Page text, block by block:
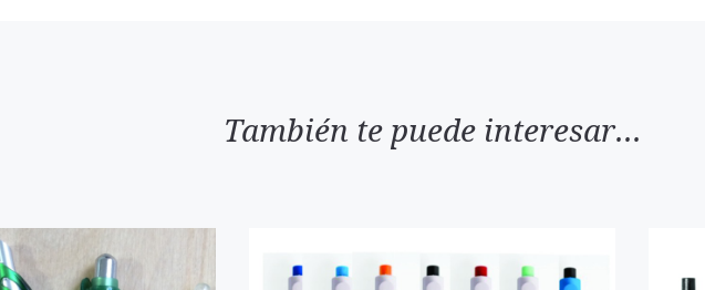
También te puede interesar...